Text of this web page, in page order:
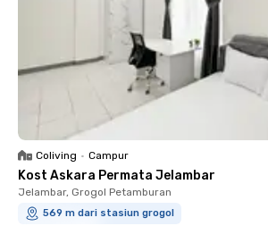
Coliving • Campur
Kost Askara Permata Jelambar
Jelambar, Grogol Petamburan
569 m dari stasiun grogol